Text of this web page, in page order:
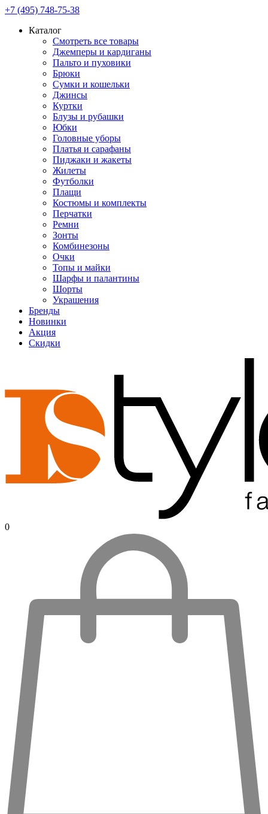
+7 (495) 748-75-38
Каталог
Смотреть все товары
Джемперы и кардиганы
Пальто и пуховики
Брюки
Сумки и кошельки
Джинсы
Куртки
Блузы и рубашки
Юбки
Головные уборы
Платья и сарафаны
Пиджаки и жакеты
Жилеты
Футболки
Плащи
Костюмы и комплекты
Перчатки
Ремни
Зонты
Комбинезоны
Очки
Топы и майки
Шарфы и палантины
Шорты
Украшения
Бренды
Новинки
Акция
Скидки
0